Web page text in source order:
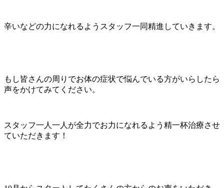
辛いなどの力になれるようスタッフ一同精進していきます。
もし皆さんの周りでお体の症状で悩んでいる方がいらしたら
声をかけてみてください。
スタッフ一人一人が全力でお力になれるよう精一杯治療させ
ていただきます！